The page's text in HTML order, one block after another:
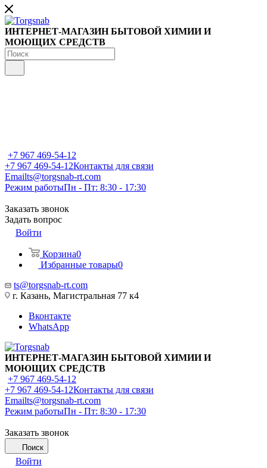
ИНТЕРНЕТ-МАГАЗИН БЫТОВОЙ ХИМИИ И
МОЮЩИХ СРЕДСТВ
+7 967 469-54-12
+7 967 469-54-12Контакты для связи
Emailts@torgsnab-rt.com
Режим работыПн - Пт: 8:30 - 17:30
Заказать звонок
Задать вопрос
Войти
Корзина0
Избранные товары0
ts@torgsnab-rt.com
г. Казань, Магистральная 77 к4
Вконтакте
WhatsApp
ИНТЕРНЕТ-МАГАЗИН БЫТОВОЙ ХИМИИ И
МОЮЩИХ СРЕДСТВ
+7 967 469-54-12
+7 967 469-54-12Контакты для связи
Emailts@torgsnab-rt.com
Режим работыПн - Пт: 8:30 - 17:30
Заказать звонок
Поиск
Войти